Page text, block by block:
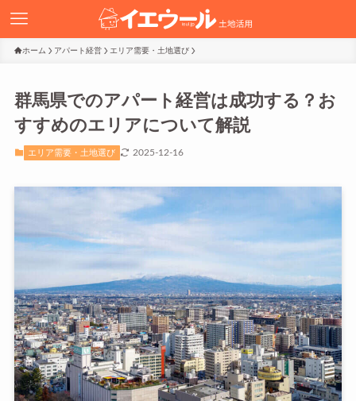
ホーム アパート経営 エリア需要・土地選び
群馬県でのアパート経営は成功する？お
すすめのエリアについて解説
エリア需要・土地選び 2025-12-16